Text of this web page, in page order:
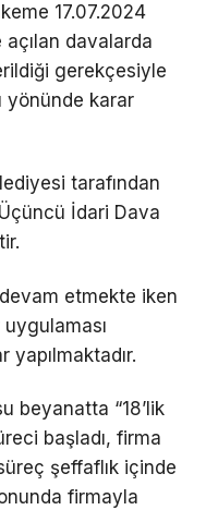
17.07.2024
davalarda
gerekçesiyle
yönünde karar
tarafından
İdari Dava
etmekte iken
yapılmaktadır.
beyanatta “18’lik
başladı, firma
şeffaflık içinde
firmayla